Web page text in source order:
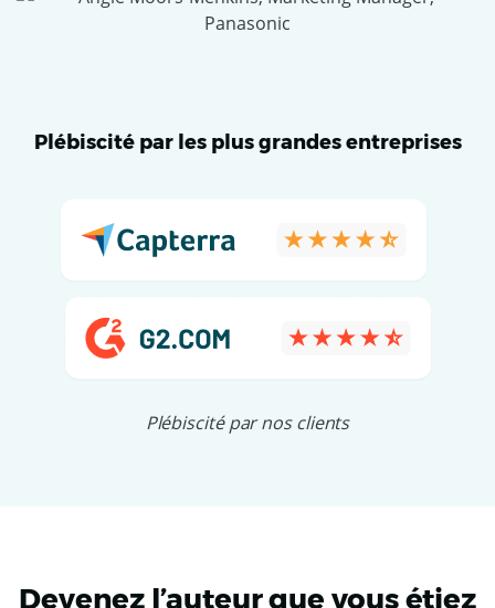
Plébiscité par les plus grandes entreprises
Plébiscité par nos clients
Devenez l’auteur que vous étiez